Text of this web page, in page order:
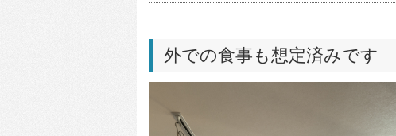
外での食事も想定済みです